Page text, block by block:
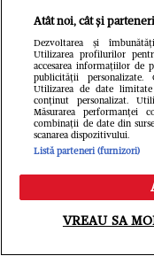
VEDETE SI
Romanița
emoționante
momente din
este o
Meniu Caută
Atât noi, cât și
Dezvoltarea și
Utilizarea profilurilor
accesarea informațiilor de
publicității personalizate.
Utilizarea de date
conținut personalizat.
Măsurarea performanței
combinații de date din
scanarea dispozitivului.
Listă parteneri (furnizori)
VREAU SA